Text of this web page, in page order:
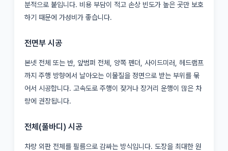
분적으로 붙입니다. 비용 부담이 적고 손상 빈도가 높은 곳만 보호
하기 때문에 가성비가 좋습니다.
전면부 시공
본넷 전체 또는 반, 앞범퍼 전체, 양쪽 펜더, 사이드미러, 헤드램프
까지 주행 방향에서 날아오는 이물질을 정면으로 받는 부위를 묶
어서 시공합니다. 고속도로 주행이 잦거나 장거리 운행이 많은 차
량에 권장됩니다.
전체(풀바디) 시공
차량 외판 전체를 필름으로 감싸는 방식입니다. 도장을 최대한 원